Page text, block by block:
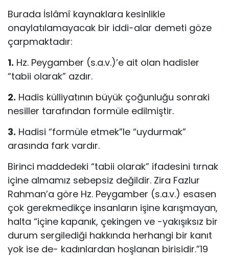
Burada İslâmî kaynaklara kesinlikle
onaylatılamayacak bir iddi-alar demeti göze
çarpmaktadır:
1. Hz. Peygamber (s.a.v.)’e ait olan hadisler
“tabii olarak” azdır.
2. Hadis külliyatının büyük çoğunluğu sonraki
nesiller tarafından formüle edilmiştir.
3. Hadisi “formüle etmek”le “uydurmak”
arasında fark vardır.
Birinci maddedeki “tabii olarak” ifadesini tırnak
içine almamız sebepsiz değildir. Zira Fazlur
Rahman’a göre Hz. Peygamber (s.a.v.) esasen
çok gerekmedikçe insanların işine karışmayan,
halta “içine kapanık, çekingen ve -yakışıksız bir
durum sergilediği hakkında herhangi bir kanıt
yok ise de- kadınlardan hoşlanan birisidir.”19